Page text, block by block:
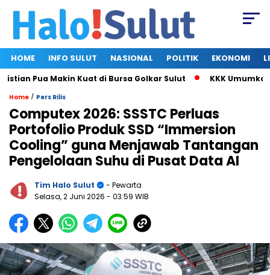
HOME INFO SULUT NASIONAL POLITIK EKONOMI
Pua Makin Kuat di Bursa Golkar Sulut KKK Umumkan
Home / Pers Rilis
Computex 2026: SSSTC Perluas
Portofolio Produk SSD “Immersion
Cooling” guna Menjawab Tantangan
Pengelolaan Suhu di Pusat Data AI
Tim Halo Sulut
- Pewarta
Selasa, 2 Juni 2026 - 03:59 WIB